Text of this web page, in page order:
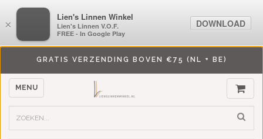
GRATIS VERZENDING BOVEN €75 (NL + BE)
MENU
×
LiensLinnenwinkel.nl
Lien's Linnen V.O.F.
FREE - In Google Play
DOWNLOAD
×
Lien's Linnen Winkel
Lien's Linnen V.O.F.
FREE - In Google Play
DOWNLOAD